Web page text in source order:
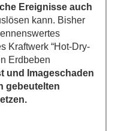
Ereignisse auch
kann. Bisher
Kraftwerk “Hot-Dry-
Erdbeben
und Imageschaden
gebeutelten